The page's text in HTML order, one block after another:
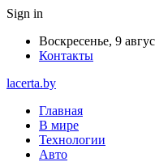
Sign in
Воскресенье, 9
Контакты
lacerta.by
Главная
В мире
Технологии
Авто